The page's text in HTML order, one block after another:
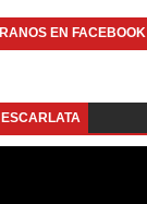
EN FACEBOOK